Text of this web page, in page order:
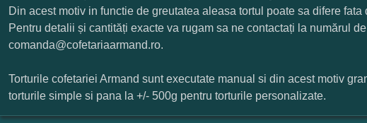
Din acest motiv in functie de greutatea aleasa tortul poate sa difere
Pentru detalii și cantități exacte va rugam sa ne contactați la numărul
comanda@cofetariaarmand.ro.
Torturile cofetariei Armand sunt executate manual si din acest motiv
torturile simple si pana la +/- 500g pentru torturile personalizate.